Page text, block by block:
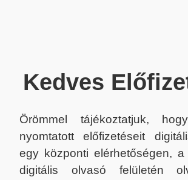
Kedves
Örömmel tájékoztatjuk,
nyomtatott előfizetéseit
egy központi elérhetőségen, a
digitális olvasó felületén